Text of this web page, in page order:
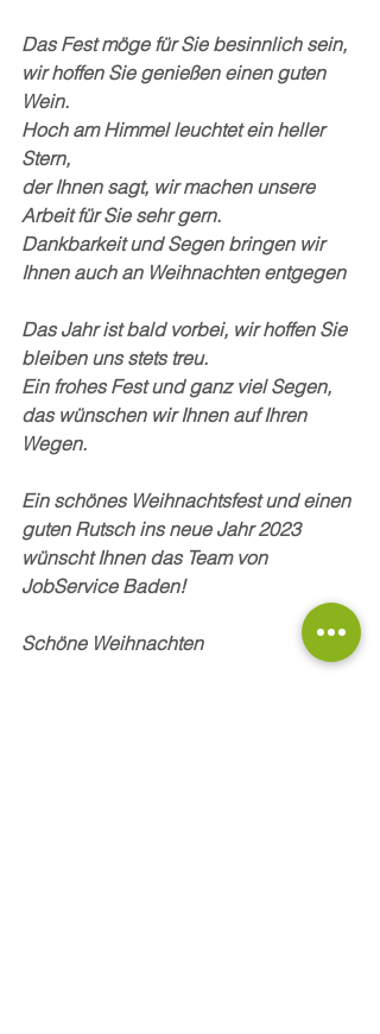
Das Fest möge für Sie besinnlich sein,
wir hoffen Sie genießen einen guten
Wein.
Hoch am Himmel leuchtet ein heller
Stern,
der Ihnen sagt, wir machen unsere
Arbeit für Sie sehr gern.
Dankbarkeit und Segen bringen wir
Ihnen auch an Weihnachten entgegen
Das Jahr ist bald vorbei, wir hoffen Sie
bleiben uns stets treu.
Ein frohes Fest und ganz viel Segen,
das wünschen wir Ihnen auf Ihren
Wegen.
Ein schönes Weihnachtsfest und einen
guten Rutsch ins neue Jahr 2023
wünscht Ihnen das Team von
JobService Baden!
Schöne Weihnachten